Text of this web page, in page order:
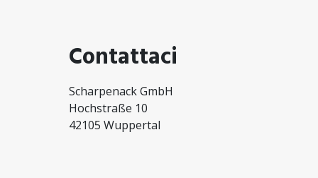
Contattaci
Scharpenack GmbH
Hochstraße 10
42105 Wuppertal